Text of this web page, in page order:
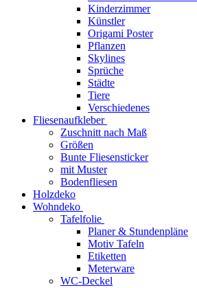
Kinderzimmer
Künstler
Origami Poster
Pflanzen
Skylines
Sprüche
Städte
Tiere
Verschiedenes
Fliesenaufkleber
Zuschnitt nach Maß
Größen
Bunte Fliesensticker
mit Muster
Bodenfliesen
Holzdeko
Wohndeko
Tafelfolie
Planer & Stundenpläne
Motiv Tafeln
Etiketten
Meterware
WC-Deckel